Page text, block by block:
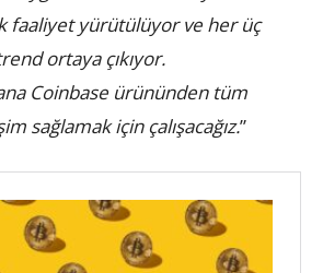
faaliyet yürütülüyor ve her üç
ortaya çıkıyor.
ana Coinbase ürününden tüm
sağlamak için çalışacağız.”